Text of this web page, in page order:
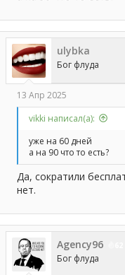
ulybka
Бог флуда
13 Апр 2025
vikki написал(а):
уже на 60 дней
а на 90 что то есть?
Да, сократили
нет.
Agency96
Бог флуда